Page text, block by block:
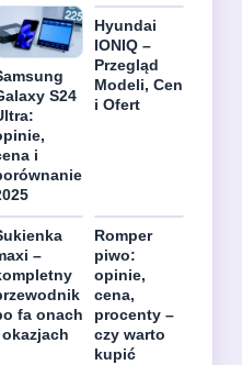
S24
i
Hyundai
IONIQ –
Przegląd
Modeli, Cen
i Ofert
–
fa onach
okazjach
Romper
piwo:
opinie,
cena,
procenty –
czy warto
kupić